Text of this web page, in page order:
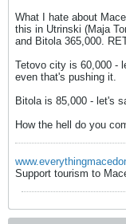
What I hate about
this in Utrinski (Maja
and Bitola 365,000.
Tetovo city is 60,000 -
even that's pushing it.
Bitola is 85,000 - let's
How the hell do you
Support tourism to